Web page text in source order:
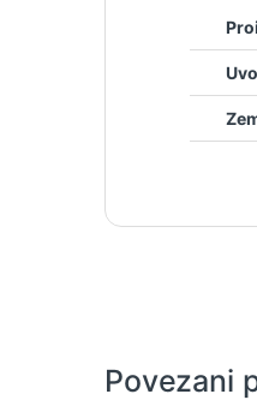
Povezani